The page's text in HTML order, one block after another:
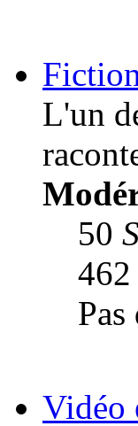
L'un
50
462
Pas
Vidéo